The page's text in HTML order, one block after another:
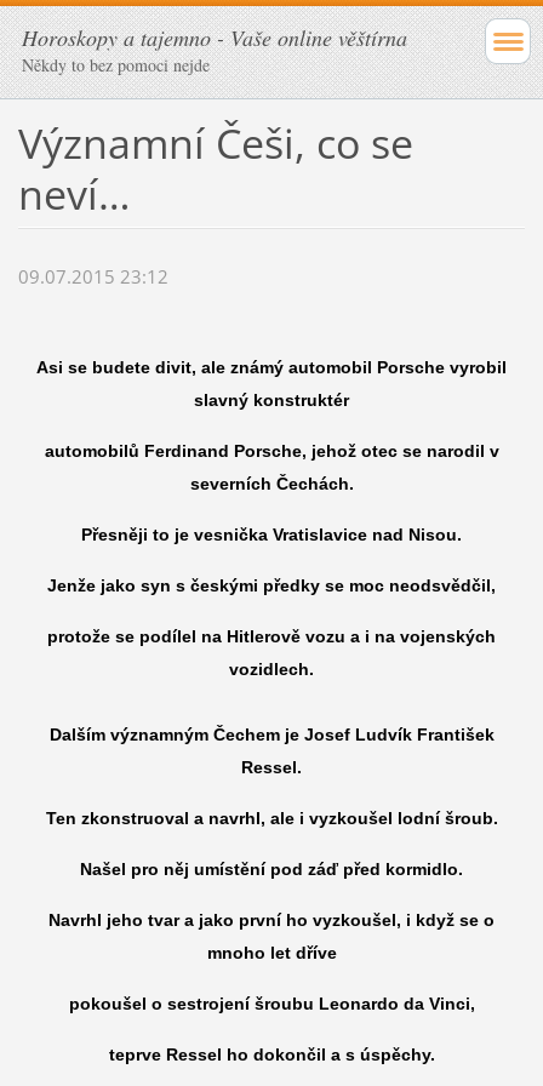
Horoskopy a tajemno - Vaše online věštírna
Někdy to bez pomoci nejde
Významní Češi, co se
neví…
09.07.2015 23:12
Asi se budete divit, ale známý automobil Porsche vyrobil
slavný konstruktér
automobilů Ferdinand Porsche, jehož otec se narodil v
severních Čechách.
Přesněji to je vesnička Vratislavice nad Nisou.
Jenže jako syn s českými předky se moc neodsvědčil,
protože se podílel na Hitlerově vozu a i na vojenských
vozidlech.
Dalším významným Čechem je Josef Ludvík František
Ressel.
Ten zkonstruoval a navrhl, ale i vyzkoušel lodní šroub.
Našel pro něj umístění pod záď před kormidlo.
Navrhl jeho tvar a jako první ho vyzkoušel, i když se o
mnoho let dříve
pokoušel o sestrojení šroubu Leonardo da Vinci,
teprve Ressel ho dokončil a s úspěchy.